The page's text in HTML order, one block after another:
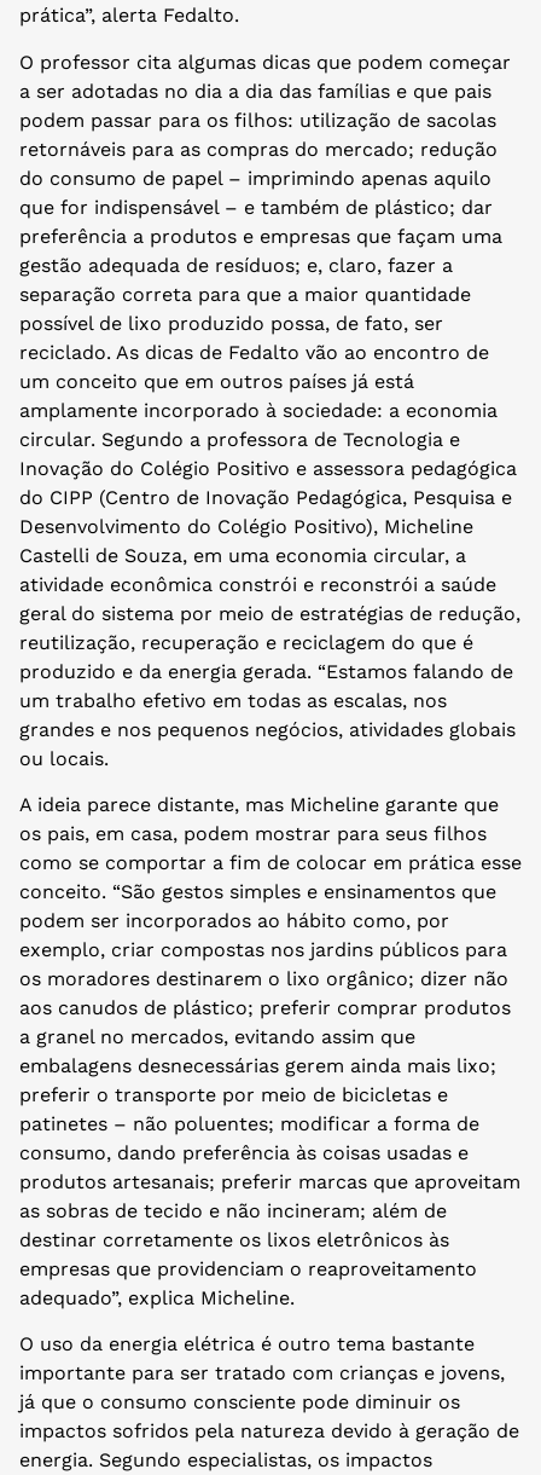
prática”, alerta Fedalto.
O professor cita algumas dicas que podem começar
a ser adotadas no dia a dia das famílias e que pais
podem passar para os filhos: utilização de sacolas
retornáveis para as compras do mercado; redução
do consumo de papel – imprimindo apenas aquilo
que for indispensável – e também de plástico; dar
preferência a produtos e empresas que façam uma
gestão adequada de resíduos; e, claro, fazer a
separação correta para que a maior quantidade
possível de lixo produzido possa, de fato, ser
reciclado. As dicas de Fedalto vão ao encontro de
um conceito que em outros países já está
amplamente incorporado à sociedade: a economia
circular. Segundo a professora de Tecnologia e
Inovação do Colégio Positivo e assessora pedagógica
do CIPP (Centro de Inovação Pedagógica, Pesquisa e
Desenvolvimento do Colégio Positivo), Micheline
Castelli de Souza, em uma economia circular, a
atividade econômica constrói e reconstrói a saúde
geral do sistema por meio de estratégias de redução,
reutilização, recuperação e reciclagem do que é
produzido e da energia gerada. “Estamos falando de
um trabalho efetivo em todas as escalas, nos
grandes e nos pequenos negócios, atividades globais
ou locais.
A ideia parece distante, mas Micheline garante que
os pais, em casa, podem mostrar para seus filhos
como se comportar a fim de colocar em prática esse
conceito. “São gestos simples e ensinamentos que
podem ser incorporados ao hábito como, por
exemplo, criar compostas nos jardins públicos para
os moradores destinarem o lixo orgânico; dizer não
aos canudos de plástico; preferir comprar produtos
a granel no mercados, evitando assim que
embalagens desnecessárias gerem ainda mais lixo;
preferir o transporte por meio de bicicletas e
patinetes – não poluentes; modificar a forma de
consumo, dando preferência às coisas usadas e
produtos artesanais; preferir marcas que aproveitam
as sobras de tecido e não incineram; além de
destinar corretamente os lixos eletrônicos às
empresas que providenciam o reaproveitamento
adequado”, explica Micheline.
O uso da energia elétrica é outro tema bastante
importante para ser tratado com crianças e jovens,
já que o consumo consciente pode diminuir os
impactos sofridos pela natureza devido à geração de
energia. Segundo especialistas, os impactos